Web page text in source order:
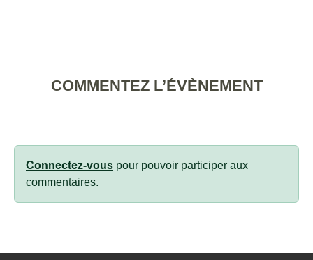
COMMENTEZ L’ÉVÈNEMENT
Connectez-vous pour pouvoir participer aux
commentaires.